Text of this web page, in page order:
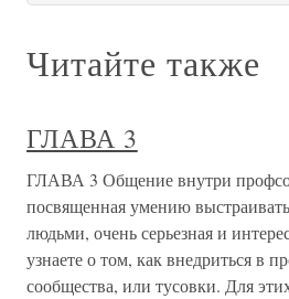
Читайте также
ГЛАВА 3
ГЛАВА 3 Общение внутри
посвященная умению
людьми, очень серьезная и
узнаете о том, как внедриться в
сообщества, или тусовки. Для